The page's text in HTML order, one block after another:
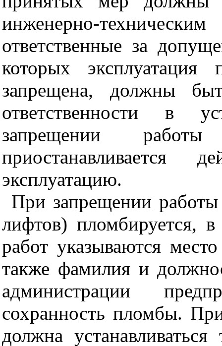
инженерно-
ответственные за
которых
запрещена, должны
ответственности в
запрещении
эксплуатацию.
При запрещении
лифтов) пломбируется,
работ указываются
также фамилия и
администрации
сохранность пломбы.
должна